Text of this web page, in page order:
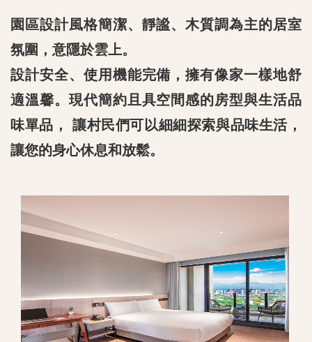
園區設計風格簡潔、靜謐、⽊質調為主的居室
氛圍，意隱於雲上。
設計安全、使⽤機能完備，擁有像家一樣地舒
適溫馨。現代簡約且具空間感的房型與⽣活品
味單品， 讓村民們可以細細探索與品味⽣活，
讓您的身心休息和放鬆。